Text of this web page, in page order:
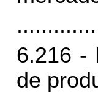
6.216 -
de